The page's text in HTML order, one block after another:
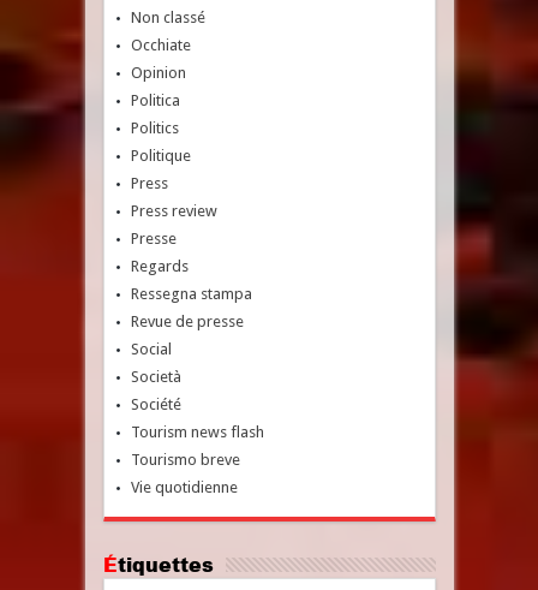
Non classé
Occhiate
Opinion
Politica
Politics
Politique
Press
Press review
Presse
Regards
Ressegna stampa
Revue de presse
Social
Società
Société
Tourism news flash
Tourismo breve
Vie quotidienne
Étiquettes